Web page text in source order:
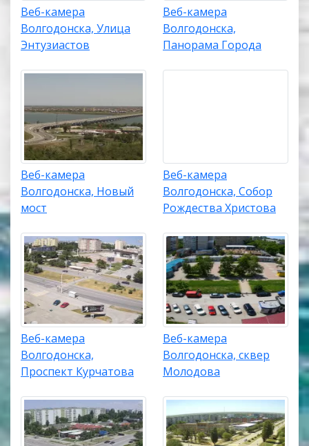
Веб-камера
Волгодонска, Улица
Энтузиастов
Веб-камера
Волгодонска,
Панорама Города
Веб-камера
Волгодонска, Новый
мост
Веб-камера
Волгодонска, Собор
Рождества Христова
Веб-камера
Волгодонска,
Проспект Курчатова
Веб-камера
Волгодонска, сквер
Молодова